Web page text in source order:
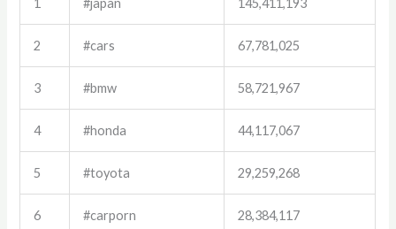
1 #japan 145,411,193
2 #cars 67,781,025
3 #bmw 58,721,967
4 #honda 44,117,067
5 #toyota 29,259,268
6 #carporn 28,384,117